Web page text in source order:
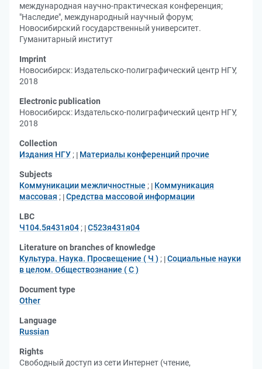
международная научно-практическая конференция;
"Наследие", международный научный форум;
Новосибирский государственный университет.
Гуманитарный институт
Imprint
Новосибирск: Издательско-полиграфический центр НГУ,
2018
Electronic publication
Новосибирск: Издательско-полиграфический центр НГУ,
2018
Collection
Издания НГУ ; Материалы конференций прочие
Subjects
Коммуникации межличностные ;
Коммуникация
массовая ; Средства массовой информации
LBC
Ч104.5я431я04 ; С523я431я04
Literature on branches of knowledge
Культура. Наука. Просвещение ( Ч ) ; Социальные науки
в целом. Обществознание ( С )
Document type
Other
Language
Russian
Rights
Свободный доступ из сети Интернет (чтение,